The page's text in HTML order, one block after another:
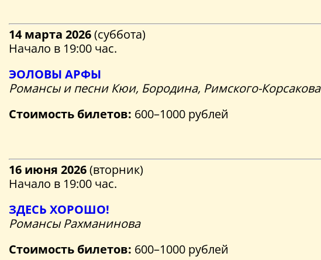
14 марта 2026(суббота)
Начало в 19:00 час.
ЭОЛОВЫ АРФЫ
Романсы и песни Кюи, Бородина, Римского-Корсакова
Стоимость билетов: 600–1000 рублей
16 июня 2026(вторник)
Начало в 19:00 час.
ЗДЕСЬ ХОРОШО!
Романсы Рахманинова
Стоимость билетов: 600–1000 рублей